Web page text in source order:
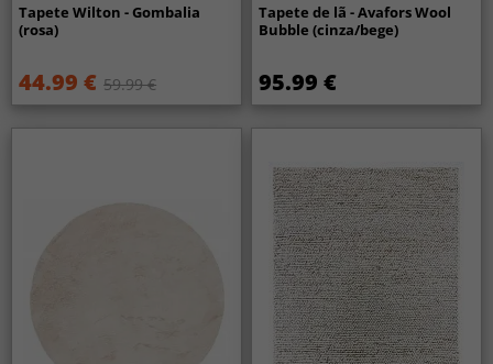
Tapete Wilton - Gombalia
(rosa)
44.99 € 59.99 €
Tapete de lã - Avafors Wool
Bubble (cinza/bege)
95.99 €